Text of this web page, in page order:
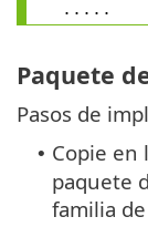
.....
Paquete
Pasos de
• Copie en
paquete
familia